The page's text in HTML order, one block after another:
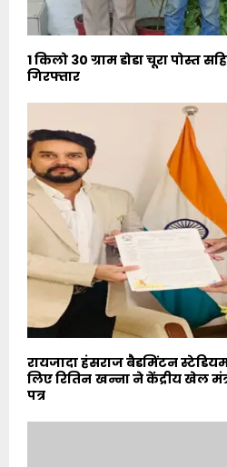
1 किलो 30 ग्राम डोडा चूरा पोस्त
गिरफ्तार
रायजादा हंसराज बैडमिंटन
लिए रितिन खन्ना ने केंद्रीय खेल
पत्र